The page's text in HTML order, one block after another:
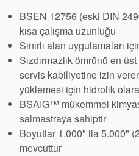
BSEN 12756 (eski DIN
kısa çalışma uzunluğu
Sınırlı alan uygulamaları
Sızdırmazlık ömrünü en
servis kabiliyetine izin veren
yüklemesi için hidrolik
BSAIG™ mükemmel
salmastraya sahiptir
Boyutlar 1.000" ila 5.000"
mevcuttur